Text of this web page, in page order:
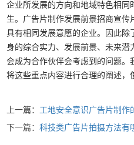
企业所发展的方向和地域特色相同
生。广告片制作发展前景招商宣传
具有相同发展意愿的企业。因此
身的综合实力、发展前景、未来
会成为合作伙伴会考虑到的问题
将这些重点内容进行合理的阐述，
上一篇： 工地安全意识广告片制作
下一篇：科技类广告片拍摄方法有